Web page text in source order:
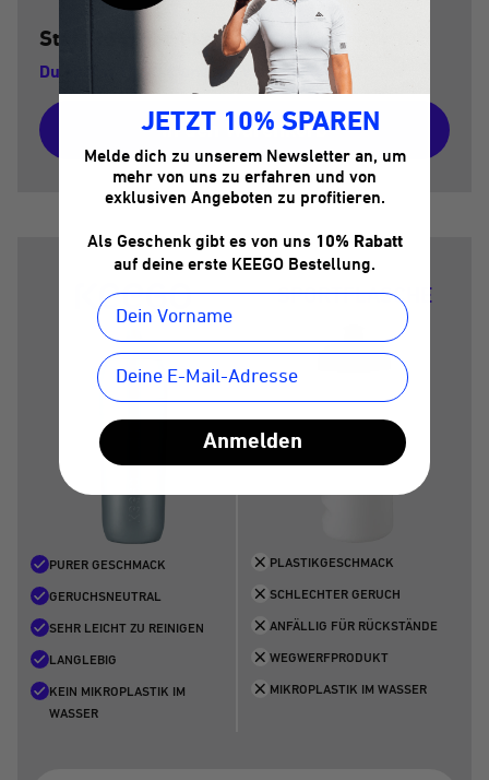
Statt 119,70 €
Du sparst 15,00 € und die Versandkosten
In den Warenkorb
PURER GESCHMACK
GERUCHSNEUTRAL
SEHR LEICHT ZU REINIGEN
LANGLEBIG
KEIN MIKROPLASTIK IM
WASSER
SPORTFLASCHE
PLASTIKGESCHMACK
SCHLECHTER GERUCH
ANFÄLLIG FÜR RÜCKSTÄNDE
WEGWERFPRODUKT
MIKROPLASTIK IM WASSER
JETZT 10% SPAREN
Melde dich zu unserem Newsletter an, um
mehr von uns zu erfahren und von
exklusiven Angeboten zu profitieren.
Als Geschenk gibt es von uns 10% Rabatt
auf deine erste KEEGO Bestellung.
Anmelden